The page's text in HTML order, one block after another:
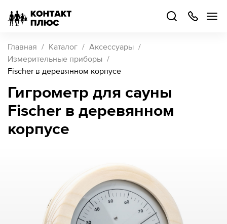
Главная Каталог
Аксессуары
Измерительные приборы
Fischer в деревянном корпусе
Гигрометр для сауны
Fischer в деревянном
корпусе
499
504-
48
Каталог
товаров
партнером
Войти
Войти
Поддержка